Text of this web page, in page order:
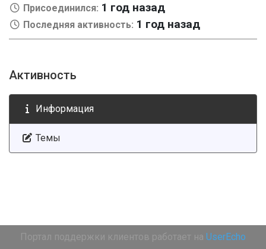
Присоединился: 1 год назад
Последняя активность: 1 год назад
Активность
Информация
Темы
Портал поддержки клиентов работает на UserEcho